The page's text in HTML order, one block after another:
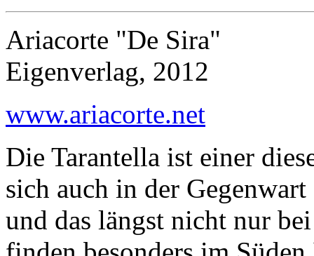
Ariacorte "De Sira"
Eigenverlag, 2012
www.ariacorte.net
Die Tarantella ist einer
sich auch in der
und das längst nicht nur